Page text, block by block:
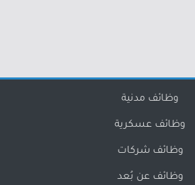
وظائف مدنية
وظائف عسكرية
وظائف شركات
وظائف عن بُعد